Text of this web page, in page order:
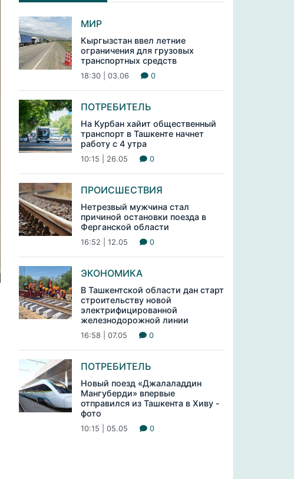
МИР
Кыргызстан ввел летние
ограничения для грузовых
транспортных средств
18:30 | 03.06 0
ПОТРЕБИТЕЛЬ
На Курбан хайит общественный
транспорт в Ташкенте начнет
работу с 4 утра
10:15 | 26.05 0
ПРОИСШЕСТВИЯ
Нетрезвый мужчина стал
причиной остановки поезда в
Ферганской области
16:52 | 12.05 0
ЭКОНОМИКА
В Ташкентской области дан старт
строительству новой
электрифицированной
железнодорожной линии
16:58 | 07.05 0
ПОТРЕБИТЕЛЬ
Новый поезд «Джалаладдин
Мангуберди» впервые
отправился из Ташкента в Хиву -
фото
10:15 | 05.05 0